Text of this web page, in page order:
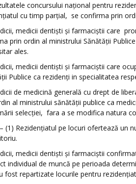
concursului naţional pentru
cu timp parţial, se confirma prin
medicii dentişti şi farmaciştii care
prin ordin al ministrului Sănătăţii
ales.
medicii dentişti şi farmaciştii care
Publice ca rezidenţi in specialitatea
de medicină generală cu drept de
al ministrului sănătăţii publice ca
selecţiei, fara a se modifica natura
(1) Rezidenţiatul pe locuri ofertează
medicii dentişti şi farmaciştii
individual de muncă pe perioada
fost repartizate locurile pentru